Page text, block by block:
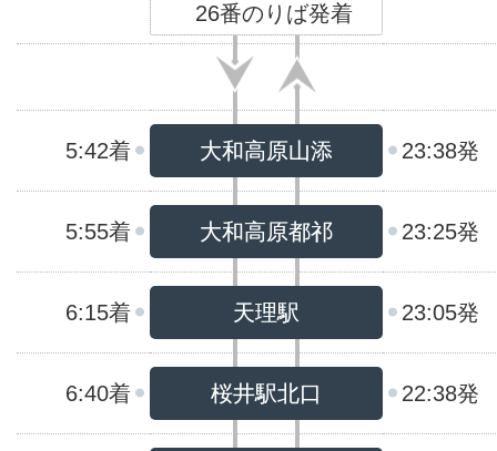
26番のりば発着
5:42着 大和高原山添 23:38発
5:55着 大和高原都祁 23:25発
6:15着 天理駅 23:05発
6:40着 桜井駅北口 22:38発